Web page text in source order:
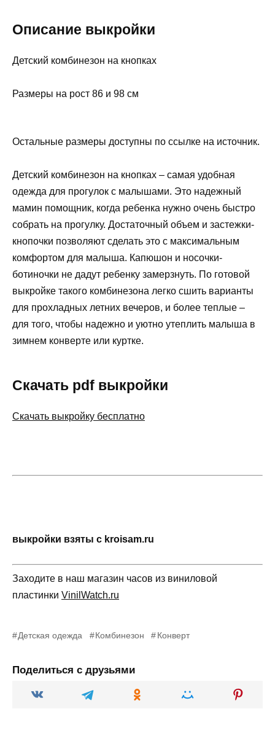
Описание выкройки
Детский комбинезон на кнопках
Размеры на рост 86 и 98 см
Остальные размеры доступны по ссылке на источник.
Детский комбинезон на кнопках – самая удобная
одежда для прогулок с малышами. Это надежный
мамин помощник, когда ребенка нужно очень быстро
собрать на прогулку. Достаточный объем и застежки-
кнопочки позволяют сделать это с максимальным
комфортом для малыша. Капюшон и носочки-
ботиночки не дадут ребенку замерзнуть. По готовой
выкройке такого комбинезона легко сшить варианты
для прохладных летних вечеров, и более теплые –
для того, чтобы надежно и уютно утеплить малыша в
зимнем конверте или куртке.
Скачать pdf выкройки
Скачать выкройку бесплатно
выкройки взяты с kroisam.ru
Заходите в наш магазин часов из виниловой
пластинки VinilWatch.ru
Детская одежда Комбинезон Конверт
Поделиться с друзьями